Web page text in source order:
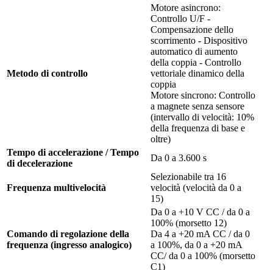
Metodo di controllo
Motore asincrono:
Controllo U/F -
Compensazione dello
scorrimento - Dispositivo
automatico di aumento
della coppia - Controllo
vettoriale dinamico della
coppia
Motore sincrono: Controllo
a magnete senza sensore
(intervallo di velocità: 10%
della frequenza di base e
oltre)
Tempo di accelerazione / Tempo
di decelerazione
Da 0 a 3.600 s
Frequenza multivelocità
Selezionabile tra 16
velocità (velocità da 0 a
15)
Comando di regolazione della
frequenza (ingresso analogico)
Da 0 a +10 V CC / da 0 a
100% (morsetto 12)
Da 4 a +20 mA CC / da 0
a 100%, da 0 a +20 mA
CC/ da 0 a 100% (morsetto
C1)